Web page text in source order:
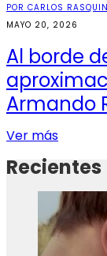
POR CARLOS RASQUIN
MAYO 20, 2026
Al borde
Armando
Ver más
Recientes